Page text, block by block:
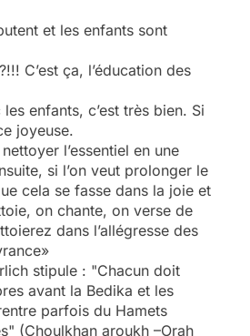
et les enfants sont
C’est ça, l’éducation des
les enfants, c’est très bien. Si
joyeuse.
l’essentiel en une
si l’on veut prolonger le
cela se fasse dans la joie et
on chante, on verse de
dans l’allégresse des
stipule : "Chacun doit
avant la Bedika et les
parfois du Hamets
(Choulkhan aroukh –Orah